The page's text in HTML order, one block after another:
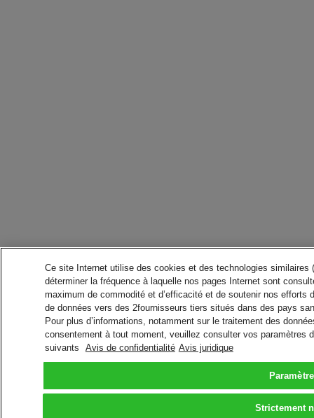
Ce site Internet utilise des cookies et des technologies
déterminer la fréquence à laquelle nos pages Internet sont
maximum de commodité et d’efficacité et de soutenir nos
de données vers des 2fournisseurs tiers situés dans des pays
Pour plus d’informations, notamment sur le traitement des
consentement à tout moment, veuillez consulter vos paramètres
suivants
Avis de confidentialité Avis juridique
Strictement